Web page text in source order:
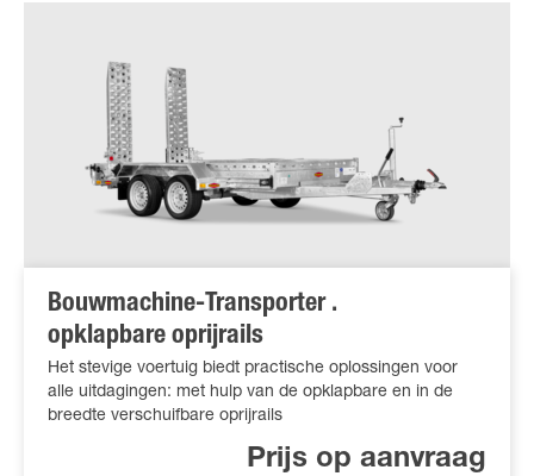
Bouwmachine-Transporter .
opklapbare oprijrails
Het stevige voertuig biedt practische oplossingen voor
alle uitdagingen: met hulp van de opklapbare en in de
breedte verschuifbare oprijrails
Prijs op aanvraag